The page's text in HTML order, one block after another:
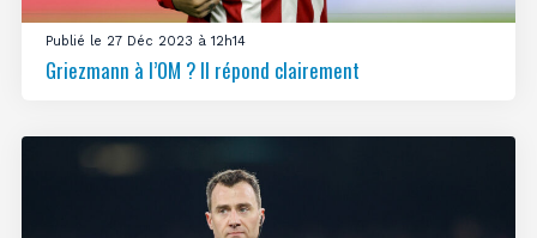
Publié le 27 Déc 2023 à 12h14
Griezmann à l’OM ? Il répond clairement